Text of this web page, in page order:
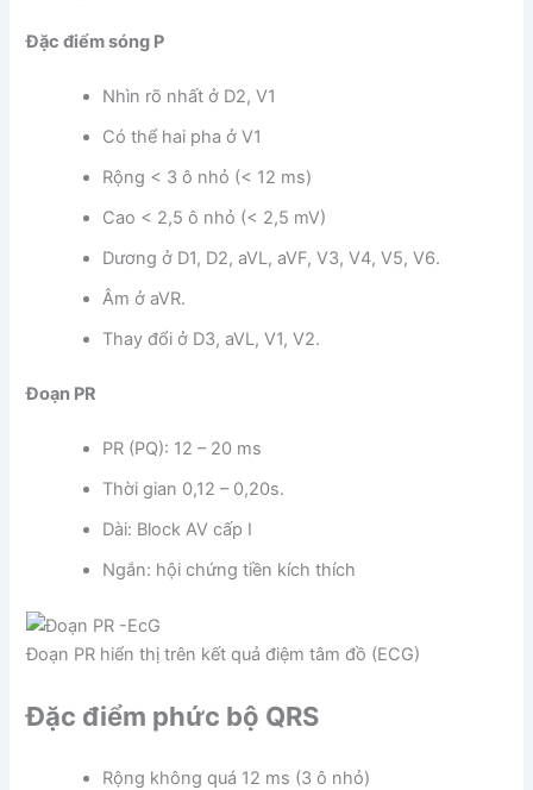
Đặc điểm sóng P
Nhìn rõ nhất ở D2, V1
Có thể hai pha ở V1
Rộng < 3 ô nhỏ (< 12 ms)
Cao < 2,5 ô nhỏ (< 2,5 mV)
Dương ở D1, D2, aVL, aVF, V3, V4, V5, V6.
Âm ở aVR.
Thay đổi ở D3, aVL, V1, V2.
Đoạn PR
PR (PQ): 12 – 20 ms
Thời gian 0,12 – 0,20s.
Dài: Block AV cấp I
Ngắn: hội chứng tiền kích thích
Đoạn PR hiển thị trên kết quả điệm tâm đồ (ECG)
Đặc điểm phức bộ QRS
Rộng không quá 12 ms (3 ô nhỏ)